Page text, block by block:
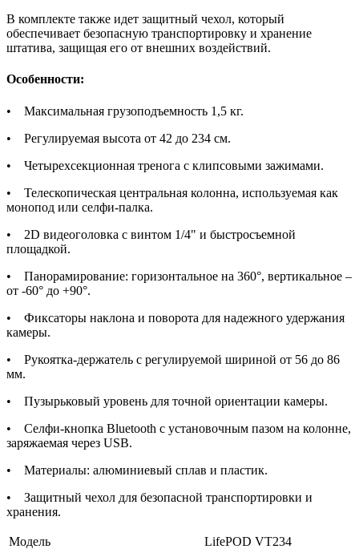
В комплекте также идет защитный чехол, который
обеспечивает безопасную транспортировку и хранение
штатива, защищая его от внешних воздействий.
Особенности:
• Максимальная грузоподъемность 1,5 кг.
• Регулируемая высота от 42 до 234 см.
• Четырехсекционная тренога с клипсовыми зажимами.
• Телескопическая центральная колонна, используемая как
монопод или селфи-палка.
• 2D видеоголовка с винтом 1/4" и быстросъемной
площадкой.
• Панорамирование: горизонтальное на 360°, вертикальное –
от -60° до +90°.
• Фиксаторы наклона и поворота для надежного удержания
камеры.
• Рукоятка-держатель с регулируемой шириной от 56 до 86
мм.
• Пузырьковый уровень для точной ориентации камеры.
• Селфи-кнопка Bluetooth с установочным пазом на колонне,
заряжаемая через USB.
• Материалы: алюминиевый сплав и пластик.
• Защитный чехол для безопасной транспортировки и
хранения.
Модель
LifePOD VT234